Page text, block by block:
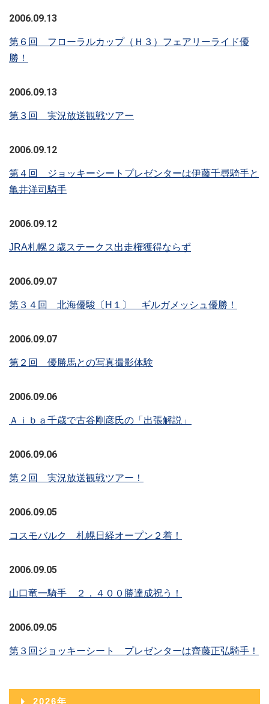
2006.09.13
第６回 フローラルカップ（Ｈ３）フェアリーライド優
勝！
2006.09.13
第３回 実況放送観戦ツアー
2006.09.12
第４回 ジョッキーシートプレゼンターは伊藤千尋騎手と
亀井洋司騎手
2006.09.12
JRA札幌２歳ステークス出走権獲得ならず
2006.09.07
第３４回 北海優駿〔H１〕 ギルガメッシュ優勝！
2006.09.07
第２回 優勝馬との写真撮影体験
2006.09.06
Ａｉｂａ千歳で古谷剛彦氏の「出張解説」
2006.09.06
第２回 実況放送観戦ツアー！
2006.09.05
コスモバルク 札幌日経オープン２着！
2006.09.05
山口竜一騎手 ２，４００勝達成祝う！
2006.09.05
第３回ジョッキーシート プレゼンターは齊藤正弘騎手！
2026年